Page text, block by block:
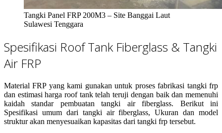
Tangki Panel FRP 200M3 – Site Banggai Laut
Sulawesi Tenggara
Spesifikasi Roof Tank Fiberglass & Tangki
Air FRP
Material FRP yang kami gunakan untuk proses fabrikasi tangki frp
dan estimasi harga roof tank telah teruji dengan baik dan memenuhi
kaidah standar pembuatan tangki air fiberglass. Berikut ini
Spesifikasi umum dari tangki air fiberglass, Ukuran dan model
struktur akan menyesuaikan kapasitas dari tangki frp tersebut.